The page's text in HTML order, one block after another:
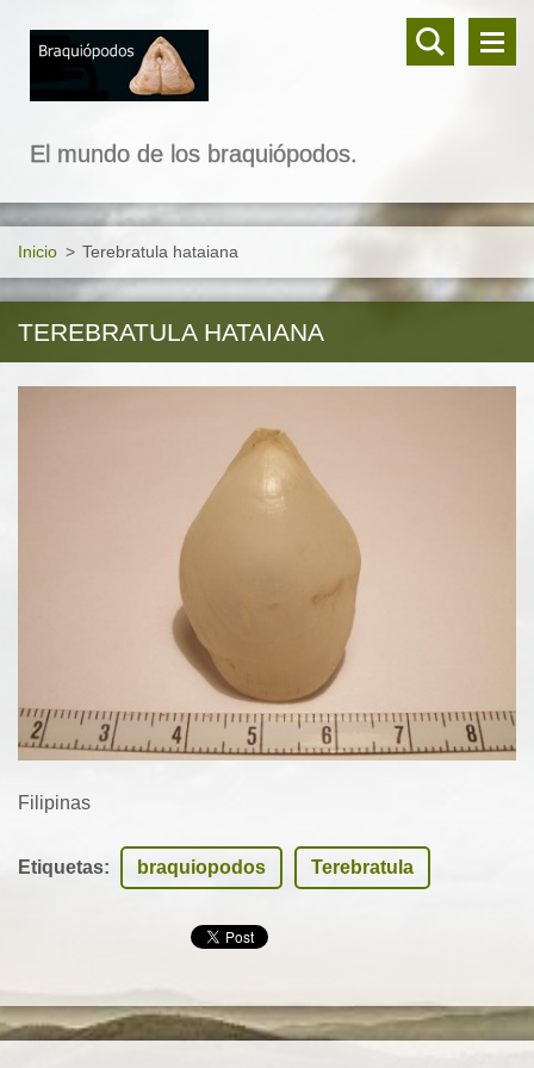
El mundo de los braquiópodos.
Inicio > Terebratula hataiana
TEREBRATULA HATAIANA
Filipinas
Etiquetas: braquiopodos Terebratula